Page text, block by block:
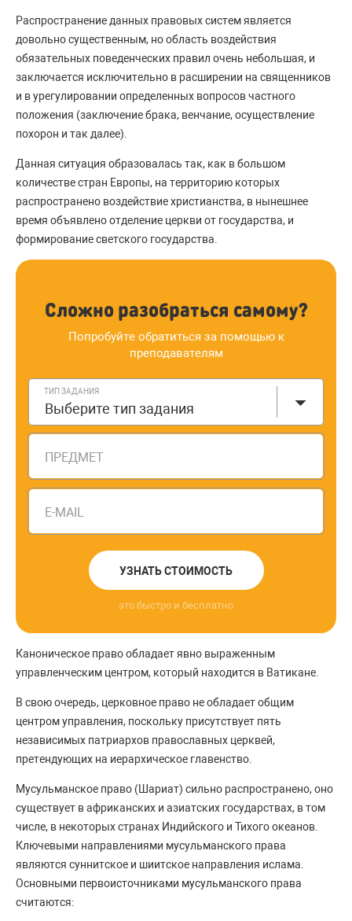
Распространение данных правовых систем является
довольно существенным, но область воздействия
обязательных поведенческих правил очень небольшая, и
заключается исключительно в расширении на священников
и в урегулировании определенных вопросов частного
положения (заключение брака, венчание, осуществление
похорон и так далее).
Данная ситуация образовалась так, как в большом
количестве стран Европы, на территорию которых
распространено воздействие христианства, в нынешнее
время объявлено отделение церкви от государства, и
формирование светского государства.
Сложно разобраться самому?
Попробуйте обратиться за помощью к
преподавателям
ТИП ЗАДАНИЯ
Выберите тип задания
ПРЕДМЕТ
E-MAIL
УЗНАТЬ СТОИМОСТЬ
это быстро и бесплатно
Каноническое право обладает явно выраженным
управленческим центром, который находится в Ватикане.
В свою очередь, церковное право не обладает общим
центром управления, поскольку присутствует пять
независимых патриархов православных церквей,
претендующих на иерархическое главенство.
Мусульманское право (Шариат) сильно распространено, оно
существует в африканских и азиатских государствах, в том
числе, в некоторых странах Индийского и Тихого океанов.
Ключевыми направлениями мусульманского права
являются суннитское и шиитское направления ислама.
Основными первоисточниками мусульманского права
считаются: